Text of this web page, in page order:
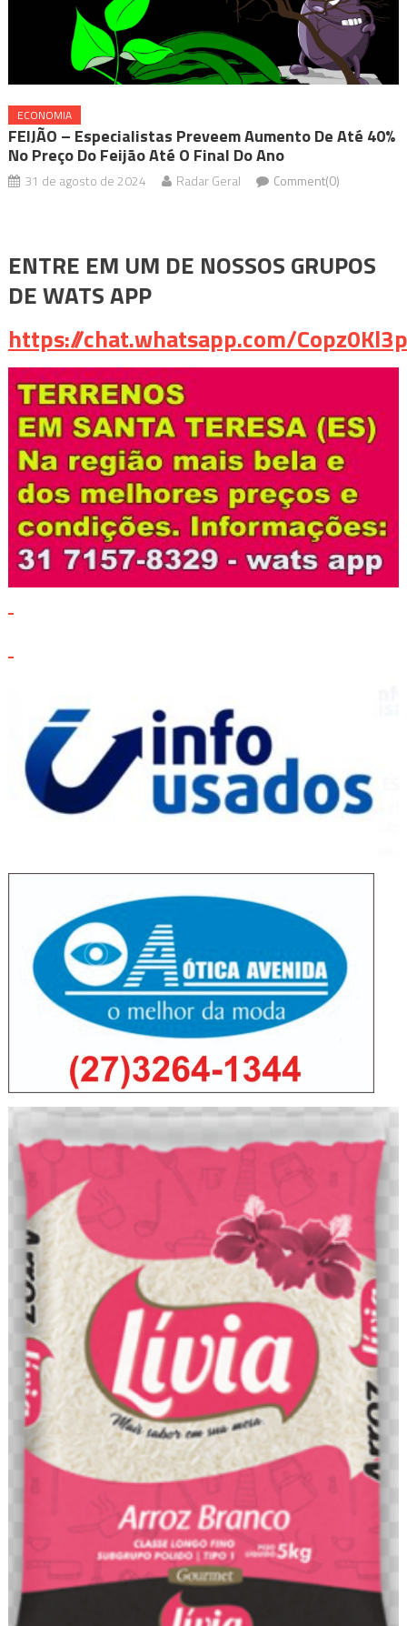
ECONOMIA
FEIJÃO – Especialistas Preveem Aumento De Até 40%
No Preço Do Feijão Até O Final Do Ano
31 de agosto de 2024 Radar Geral Comment(0)
ENTRE EM UM DE NOSSOS GRUPOS
DE WATS APP
https://chat.whatsapp.com/